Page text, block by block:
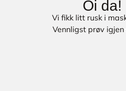
Oi da!
Vi fikk litt rusk i
Vennligst prøv igjen